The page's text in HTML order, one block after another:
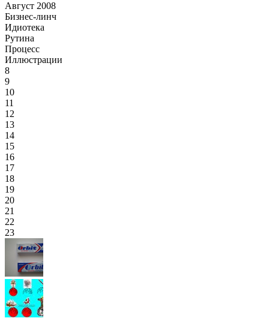
Август 2008
Бизнес-линч
Идиотека
Рутина
Процесс
Иллюстрации
8
9
10
11
12
13
14
15
16
17
18
19
20
21
22
23